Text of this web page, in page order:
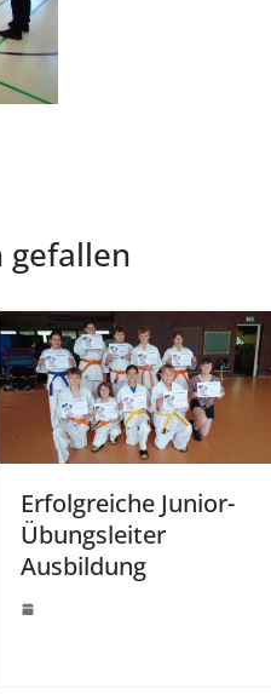
gefallen
Erfolgreiche Junior-
Übungsleiter
Ausbildung